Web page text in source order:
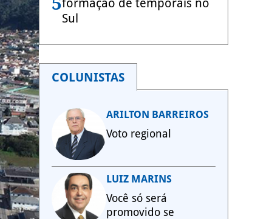
formação de temporais no
Sul
COLUNISTAS
ARILTON BARREIROS
Voto regional
LUIZ MARINS
Você só será
promovido se